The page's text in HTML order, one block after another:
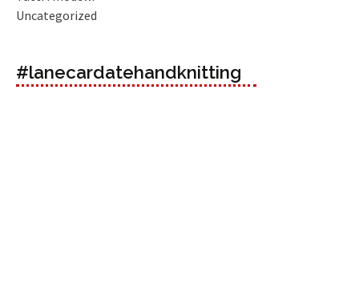
Uncategorized
#lanecardatehandknitting